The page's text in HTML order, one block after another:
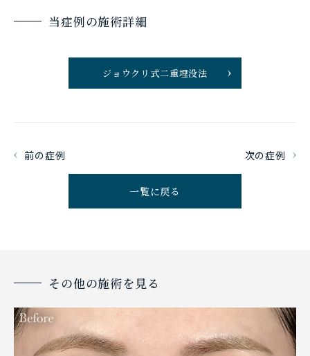
当症例の施術詳細
ジョウクリ式二重埋没法
前の症例 次の症例
一覧に戻る
その他の施術を見る